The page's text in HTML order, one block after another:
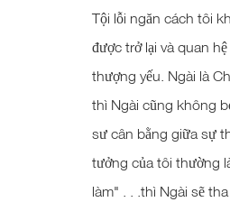
Tội lỗi ngăn cách tôi
được trở lại và quan
thượng yếu. Ngài là
thì Ngài cũng không
sư cân bằng giữa sự
tưởng của tôi thường
làm" . . .thì Ngài sẽ